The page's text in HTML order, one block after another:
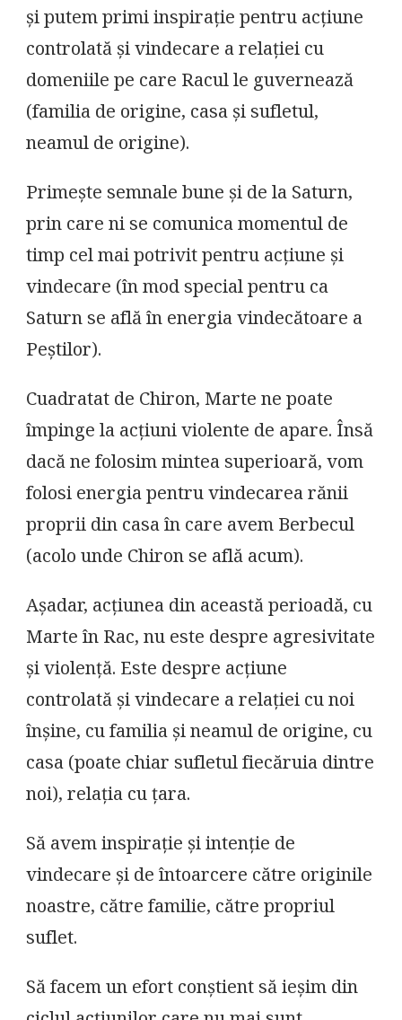
și putem primi inspirație pentru acțiune
controlată și vindecare a relației cu
domeniile pe care Racul le guvernează
(familia de origine, casa și sufletul,
neamul de origine).
Primește semnale bune și de la Saturn,
prin care ni se comunica momentul de
timp cel mai potrivit pentru acțiune și
vindecare (în mod special pentru ca
Saturn se află în energia vindecătoare a
Peștilor).
Cuadratat de Chiron, Marte ne poate
împinge la acțiuni violente de apare. Însă
dacă ne folosim mintea superioară, vom
folosi energia pentru vindecarea rănii
proprii din casa în care avem Berbecul
(acolo unde Chiron se află acum).
Așadar, acțiunea din această perioadă, cu
Marte în Rac, nu este despre agresivitate
și violență. Este despre acțiune
controlată și vindecare a relației cu noi
înșine, cu familia și neamul de origine, cu
casa (poate chiar sufletul fiecăruia dintre
noi), relația cu țara.
Să avem inspirație și intenție de
vindecare și de întoarcere către originile
noastre, către familie, către propriul
suflet.
Să facem un efort conștient să ieșim din